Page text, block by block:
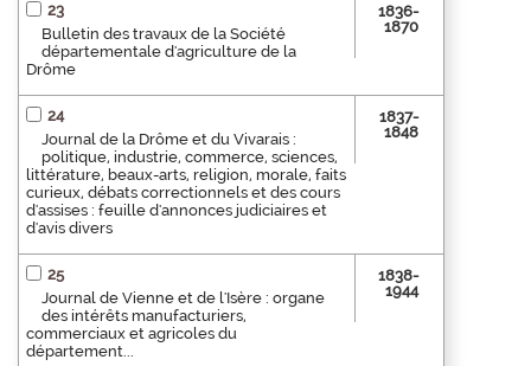
23
Bulletin des travaux de la Société
départementale d'agriculture de la
Drôme
1836-
1870
24
Journal de la Drôme et du Vivarais :
politique, industrie, commerce, sciences,
littérature, beaux-arts, religion, morale, faits
curieux, débats correctionnels et des cours
d'assises : feuille d'annonces judiciaires et
d'avis divers
1837-
1848
25
Journal de Vienne et de l'Isère : organe
des intérêts manufacturiers,
commerciaux et agricoles du
département...
1838-
1944